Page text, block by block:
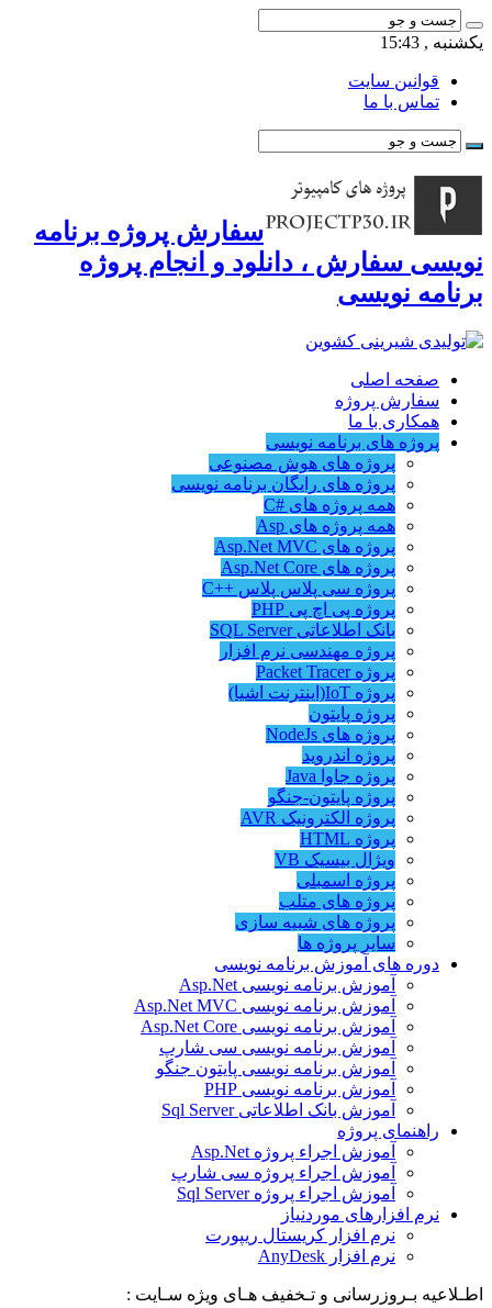
یکشنبه , 15:43
قوانین سایت
تماس با ما
سفارش پروژه برنامه
نویسی سفارش ، دانلود و انجام پروژه
برنامه نویسی
صفحه اصلی
سفارش پروژه
همکاری با ما
پروژه های برنامه نویسی
پروژه های هوش مصنوعی
پروژه های رایگان برنامه نویسی
همه پروژه های #C
همه پروژه های Asp
پروژه های Asp.Net MVC
پروژه های Asp.Net Core
پروژه سی پلاس پلاس ++C
پروژه پی اچ پی PHP
بانک اطلاعاتی SQL Server
پروژه مهندسی نرم افزار
پروژه Packet Tracer
پروژه IoT(اینترنت اشیا)
پروژه پایتون
پروژه های NodeJs
پروژه اندروید
پروژه جاوا Java
پروژه پایتون-جنگو
پروژه الکترونیک AVR
پروژه HTML
ویژال بیسیک VB
پروژه اسمبلی
پروژه های متلب
پروژه های شبیه سازی
سایر پروژه ها
دوره های آموزش برنامه نویسی
آموزش برنامه نویسی Asp.Net
آموزش برنامه نویسی Asp.Net MVC
آموزش برنامه نویسی Asp.Net Core
آموزش برنامه نویسی سی شارپ
آموزش برنامه نویسی پایتون جنگو
آموزش برنامه نویسی PHP
آموزش بانک اطلاعاتی Sql Server
راهنمای پروژه
آموزش اجراء پروژه Asp.Net
آموزش اجراء پروژه سی شارپ
آموزش اجراء پروژه Sql Server
نرم افزارهای موردنیاز
نرم افزار کریستال ریپورت
نرم افزار AnyDesk
اطـلاعیه بـروزرسانی و تـخفیف هـای ویژه سـایت :